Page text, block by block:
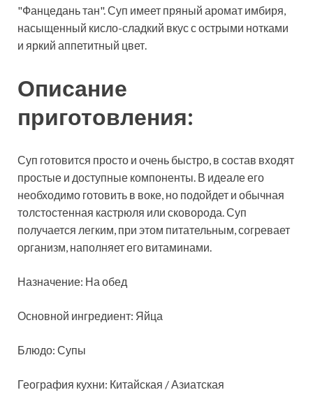
"Фанцедань тан". Суп имеет пряный аромат имбиря,
насыщенный кисло-сладкий вкус с острыми нотками
и яркий аппетитный цвет.
Описание
приготовления:
Суп готовится просто и очень быстро, в состав входят
простые и доступные компоненты. В идеале его
необходимо готовить в воке, но подойдет и обычная
толстостенная кастрюля или сковорода. Суп
получается легким, при этом питательным, согревает
организм, наполняет его витаминами.
Назначение: На обед
Основной ингредиент: Яйца
Блюдо: Супы
География кухни: Китайская / Азиатская